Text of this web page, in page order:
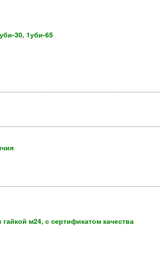
30, 1уби-65
м24, с сертификатом качества